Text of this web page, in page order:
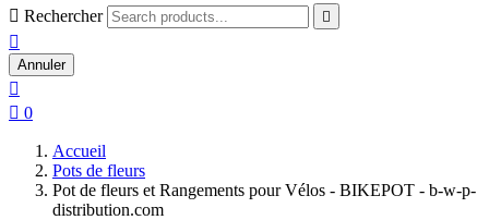
 Rechercher 

Annuler

 0
Accueil
Pots de fleurs
Pot de fleurs et Rangements pour Vélos - BIKEPOT - b-w-p-
distribution.com